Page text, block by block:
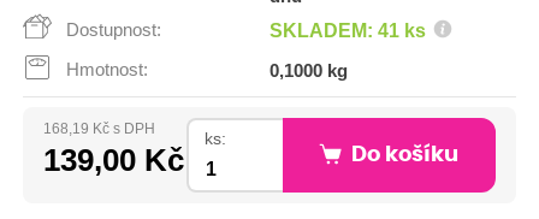
Dostupnost:
SKLADEM: 41 ks
Hmotnost: 0,1000 kg
168,19 Kč s DPH
139,00 Kč
ks:
Do košíku